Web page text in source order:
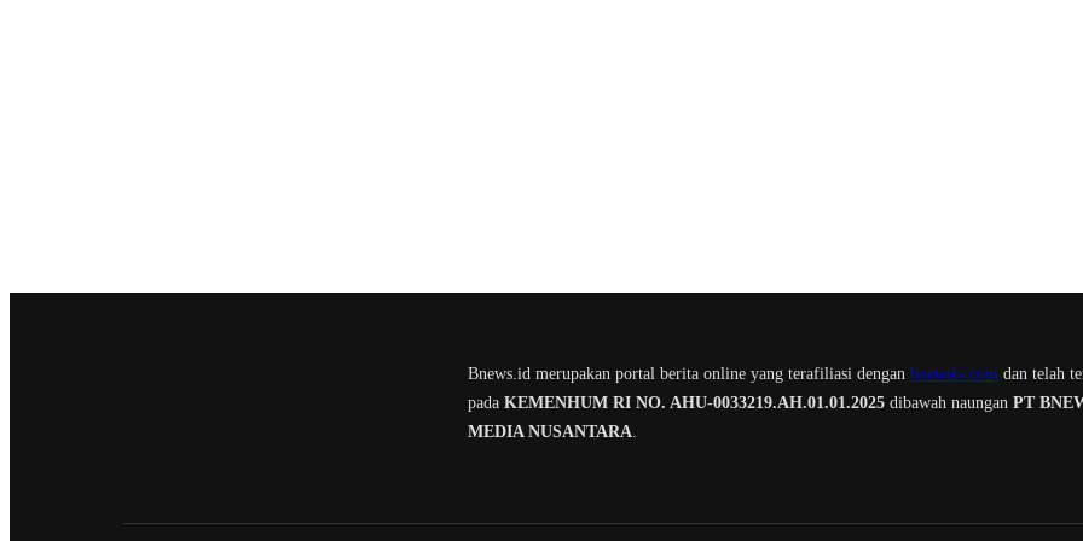
Bnews.id merupakan portal berita online yang terafiliasi dengan bnewstv.com dan telah
pada KEMENHUM RI NO. AHU-0033219.AH.01.01.2025 dibawah naungan PT
MEDIA NUSANTARA.